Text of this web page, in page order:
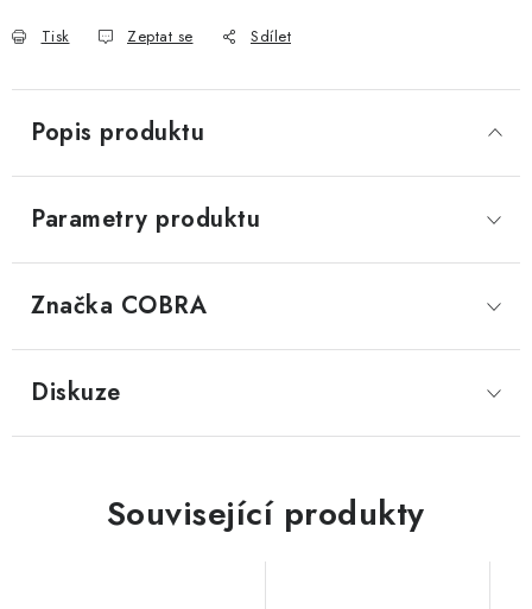
Kontakt O nás OP GDPR
Tisk Zeptat se Sdílet
Popis produktu
Parametry produktu
Značka COBRA
Diskuze
Související produkty